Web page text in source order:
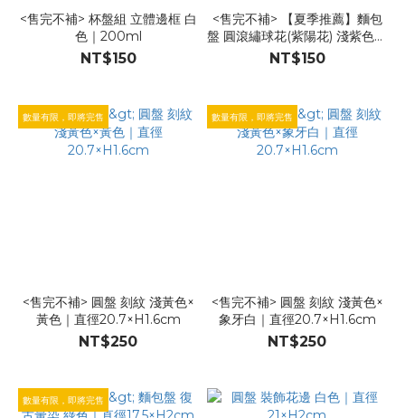
<售完不補> 杯盤組 立體邊框 白
色｜200ml
NT$150
<售完不補> 【夏季推薦】麵包
盤 圓滾繡球花(紫陽花) 淺紫色｜
直徑17.5×H1.5cm
NT$150
數量有限，即將完售
<售完不補> 圓盤 刻紋 淺黃色×
黃色｜直徑20.7×H1.6cm
NT$250
數量有限，即將完售
<售完不補> 圓盤 刻紋 淺黃色×
象牙白｜直徑20.7×H1.6cm
NT$250
數量有限，即將完售